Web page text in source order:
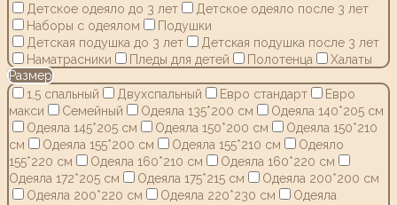
Детское одеяло до 3 лет
Детское одеяло после 3 лет
Наборы с одеялом
Подушки
Детская подушка до 3 лет
Детская подушка после 3 лет
Наматрасники
Пледы для детей Полотенца
Халаты
Размер
1,5 спальный
Двухспальный Евро стандарт
Евро
макси
Семейный Одеяла 135*200 см
Одеяла 140*205 см
Одеяла 145*205 см
Одеяла 150*200 см
Одеяла 150*210
см
Одеяла 155*200 см Одеяла 155*210 см
Одеяло
155*220 см
Одеяла 160*210 см
Одеяла 160*220 см
Одеяла 172*205 см
Одеяла 175*215 см
Одеяла 200*200 см
Одеяла 200*220 см
Одеяла 220*230 см
Одеяла